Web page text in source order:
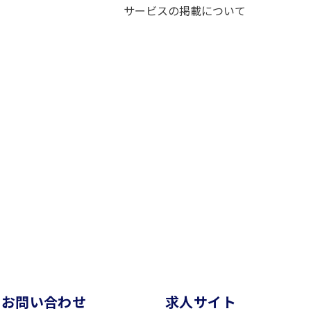
サービスの掲載について
お問い合わせ 求⼈サイト